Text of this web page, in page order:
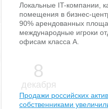
Локальные IT-компании,
помещения в бизнес-
90% арендованных
международные игроки
офисам класса А.
8
декабря
Продажи российских
собственниками